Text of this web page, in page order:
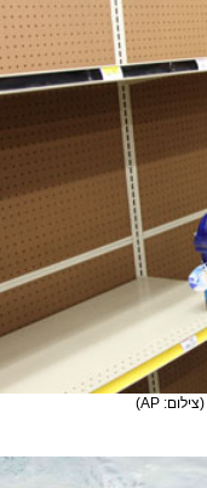
(צילום: AP)